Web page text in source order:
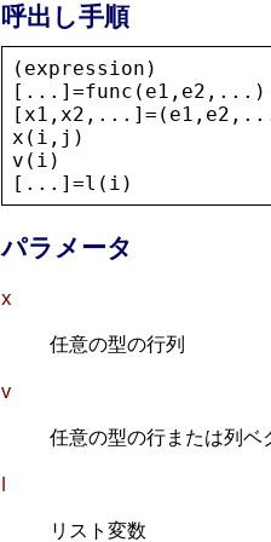
呼出し手順
( expression )
[...]=func ( e1 , e2 ,...)
[ x1 , x2 ,...]=( e1 , e2
x ( i , j )
v ( i )
[...]=l ( i )
パラメータ
x
任意の型の行列
v
任意の型の行または列ベ
l
リスト変数